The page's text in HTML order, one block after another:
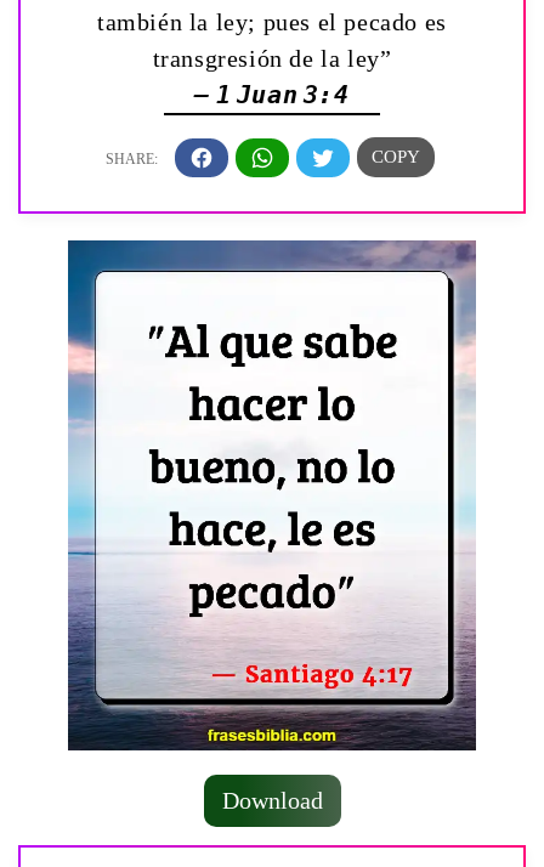
también la ley; pues el pecado es
transgresión de la ley”
— 1 Juan 3:4
Download